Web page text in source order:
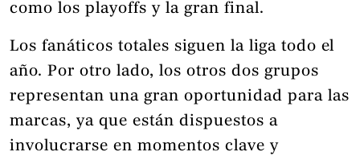
como los playoffs y la gran final.
Los fanáticos totales siguen la liga todo el
año. Por otro lado, los otros dos grupos
representan una gran oportunidad para las
marcas, ya que están dispuestos a
involucrarse en momentos clave y